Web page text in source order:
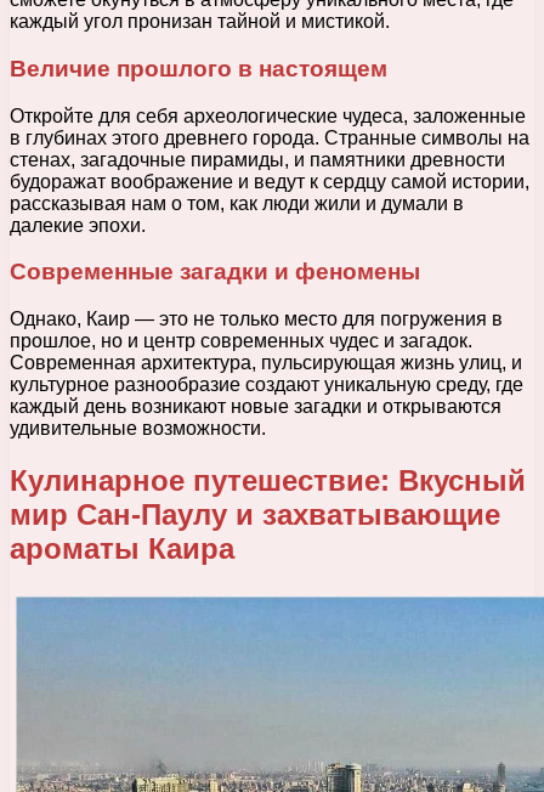
каждый угол пронизан тайной и мистикой.
Величие прошлого в настоящем
Откройте для себя археологические чудеса, заложенные
в глубинах этого древнего города. Странные символы на
стенах, загадочные пирамиды, и памятники древности
будоражат воображение и ведут к сердцу самой истории,
рассказывая нам о том, как люди жили и думали в
далекие эпохи.
Современные загадки и феномены
Однако, Каир — это не только место для погружения в
прошлое, но и центр современных чудес и загадок.
Современная архитектура, пульсирующая жизнь улиц, и
культурное разнообразие создают уникальную среду, где
каждый день возникают новые загадки и открываются
удивительные возможности.
Кулинарное путешествие: Вкусный
мир Сан-Паулу и захватывающие
ароматы Каира